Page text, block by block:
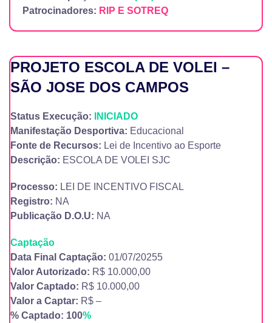
Patrocinadores: RIP E SOTREQ
PROJETO ESCOLA DE VOLEI –
SÃO JOSE DOS CAMPOS
Status Execução:
INICIADO
Manifestação Desportiva: Educacional
Fonte de Recursos: Lei de Incentivo ao Esporte
Descrição: ESCOLA DE VOLEI SJC
Processo: LEI DE INCENTIVO FISCAL
Registro: NA
Publicação D.O.U: NA
Captação
Data Final Captação: 01/07/20255
Valor Autorizado: R$ 10.000,00
Valor Captado: R$ 10.000,00
Valor a Captar: R$ –
% Captado: 100%